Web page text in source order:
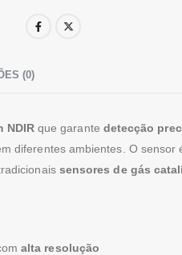
(0)
NDIRque garante detecção
diferentes ambientes. O sensor
sensores de gás
alta resolução